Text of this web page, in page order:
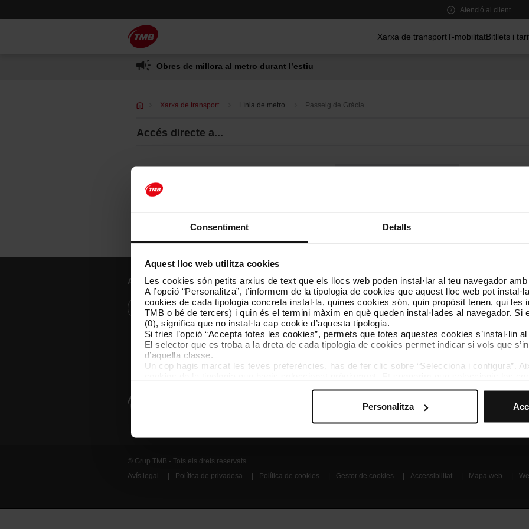
Consentiment Detalls
Aquest lloc web utilitza cookies
Les cookies són petits arxius de text que els llocs web poden instal·lar al teu navegador
A l’opció “Personalitza”, t’informem de la tipologia de cookies que aquest lloc web pot
cookies de cada tipologia concreta instal·la, quines cookies són, quin propòsit tenen, qui les
TMB o bé de tercers) i quin és el termini màxim en què queden instal·lades al navegador. Si
(0), significa que no instal·la cap cookie d’aquesta tipologia.
Si tries l’opció “Accepta totes les cookies”, permets que totes aquestes cookies s’instal·lin
El selector que es troba a la dreta de cada tipologia de cookies permet indicar si vols que
d’aquella classe.
Un cop hagis marcat les teves preferències, has de fer clic sobre “Selecciona i configura”.
perquè permeten recordar les teves opcions de navegació (com ara l’idioma) i milloren la
començar a navegar-hi. Només pots consultar la nostraPolítica de cookies
Personalitza
al
contingut
Atenció al client
Xarxa de transportT-mobilitatBitllets i
Obres de millora al metro durant l’estiu
Xarxa de transport Línia de metro Passeig de Gràcia
Accés directe a...
Atenció al client
Resol els teus dubtes
Segueix-nos
TMB a les xarxes socials
TMB
© Grup TMB - Tots els drets reservats
Avís legal
Política de privadesa Política de cookies Gestor de cookies Accessibilitat Mapa web